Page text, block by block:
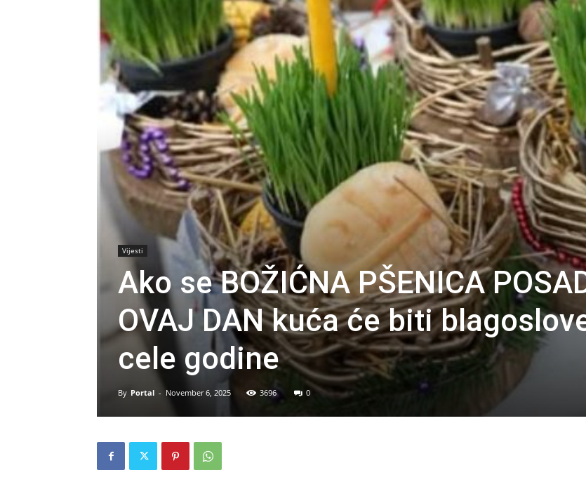
Vijesti
Ako se BOŽIĆNA PŠENICA
OVAJ DAN kuća će biti
cele godine
By Portal - November 6, 2025 3696 0